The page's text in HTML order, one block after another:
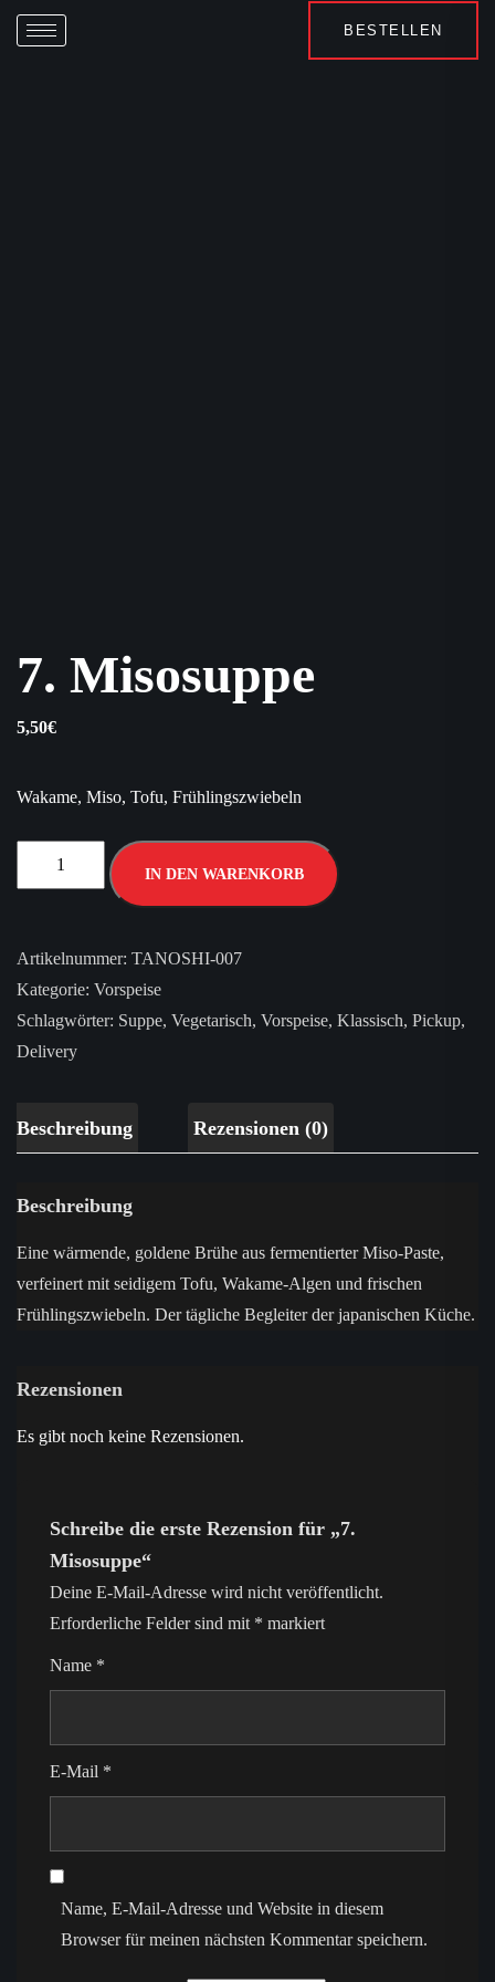
BESTELLEN
7. Misosuppe
5,50€
Wakame, Miso, Tofu, Frühlingszwiebeln
IN DEN WARENKORB
Artikelnummer: TANOSHI-007
Kategorie: Vorspeise
Schlagwörter: Suppe, Vegetarisch, Vorspeise, Klassisch, Pickup,
Delivery
Beschreibung Rezensionen (0)
Beschreibung
Eine wärmende, goldene Brühe aus fermentierter Miso-Paste,
verfeinert mit seidigem Tofu, Wakame-Algen und frischen
Frühlingszwiebeln. Der tägliche Begleiter der japanischen Küche.
Rezensionen
Es gibt noch keine Rezensionen.
Schreibe die erste Rezension für „7.
Misosuppe“
Deine E-Mail-Adresse wird nicht veröffentlicht.
Erforderliche Felder sind mit * markiert
Name *
E-Mail *
Name, E-Mail-Adresse und Website in diesem
Browser für meinen nächsten Kommentar speichern.